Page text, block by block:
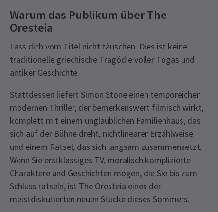
Warum das Publikum über The
Oresteia
Lass dich vom Titel nicht täuschen. Dies ist keine
traditionelle griechische Tragödie voller Togas und
antiker Geschichte.
Stattdessen liefert Simon Stone einen temporeichen
modernen Thriller, der bemerkenswert filmisch wirkt,
komplett mit einem unglaublichen Familienhaus, das
sich auf der Bühne dreht, nichtlinearer Erzählweise
und einem Rätsel, das sich langsam zusammensetzt.
Wenn Sie erstklassiges TV, moralisch komplizierte
Charaktere und Geschichten mögen, die Sie bis zum
Schluss rätseln, ist The Oresteia eines der
meistdiskutierten neuen Stücke dieses Sommers.